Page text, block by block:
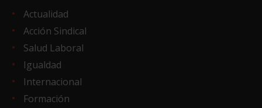
Actualidad
Acción Sindical
Salud Laboral
Igualdad
Internacional
Formación